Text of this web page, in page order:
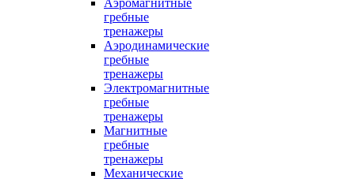
Аэромагнитные
гребные
тренажеры
Аэродинамические
гребные
тренажеры
Электромагнитные
гребные
тренажеры
Магнитные
гребные
тренажеры
Механические